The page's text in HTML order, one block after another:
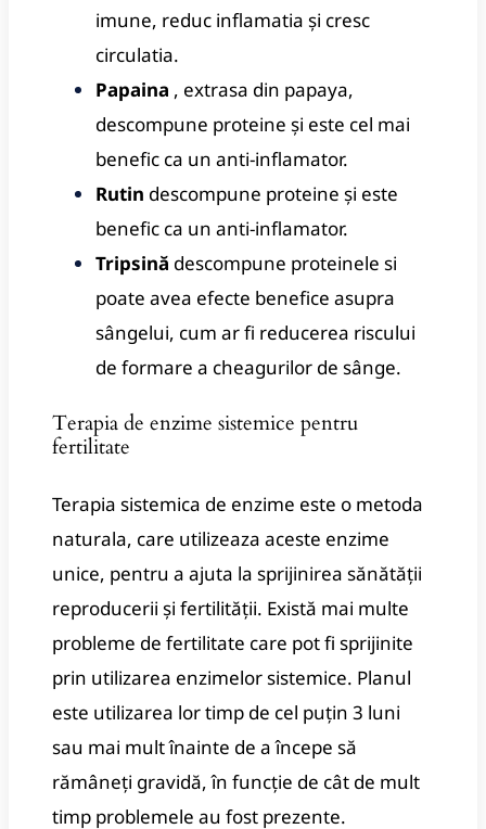
imune, reduc inflamatia și cresc
circulatia.
Papaina , extrasa din papaya,
descompune proteine ​​​​și este cel mai
benefic ca un anti-inflamator.
Rutin descompune proteine ​​​​și este
benefic ca un anti-inflamator.
Tripsină descompune proteinele si
poate avea efecte benefice asupra
sângelui, cum ar fi reducerea riscului
de formare a cheagurilor de sânge.
Terapia de enzime sistemice pentru
fertilitate
Terapia sistemica de enzime este o metoda
naturala, care utilizeaza aceste enzime
unice, pentru a ajuta la sprijinirea sănătății
reproducerii și fertilității. Există mai multe
probleme de fertilitate care pot fi sprijinite
prin utilizarea enzimelor sistemice. Planul
este utilizarea lor timp de cel puțin 3 luni
sau mai mult înainte de a începe să
rămâneți gravidă, în funcție de cât de mult
timp problemele au fost prezente.